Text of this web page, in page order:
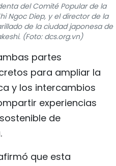
del Comité Popular de la
Ngoc Diep, y el director de la
de la ciudad japonesa de
(Foto: dcs.org.vn)
partes
para ampliar la
y los intercambios
experiencias
de
que esta